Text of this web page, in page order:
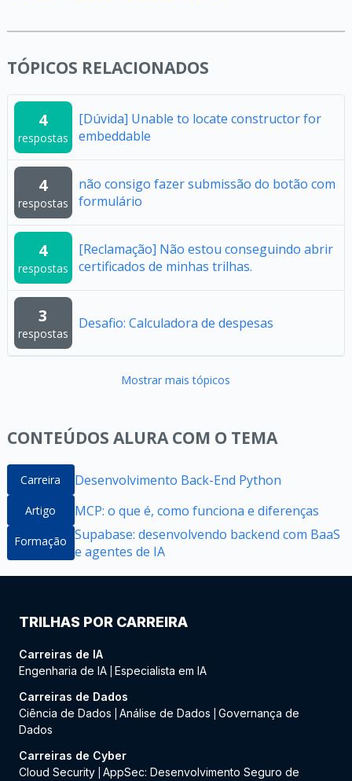
TÓPICOS RELACIONADOS
4
respostas
[Dúvida] Unable to locate constructor for
embeddable
4
respostas
não consigo fazer submissão do botão com
formulário
4
respostas
[Reclamação] Não estou conseguindo abrir
certificados de minhas trilhas.
3
respostas
Desafio: Calculadora de despesas
Mostrar mais tópicos
CONTEÚDOS ALURA COM O TEMA
Carreira Desenvolvimento Back-End Python
Artigo MCP: o que é, como funciona e diferenças
Formação Supabase: desenvolvendo backend com BaaS
e agentes de IA
TRILHAS POR CARREIRA
Carreiras de IA
Engenharia de IA Especialista em IA
Carreiras de Dados
Ciência de Dados
Análise de Dados
Governança de
Dados
Carreiras de Cyber
Cloud Security AppSec: Desenvolvimento Seguro de